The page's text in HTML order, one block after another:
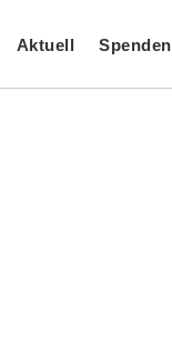
Aktuell Spenden